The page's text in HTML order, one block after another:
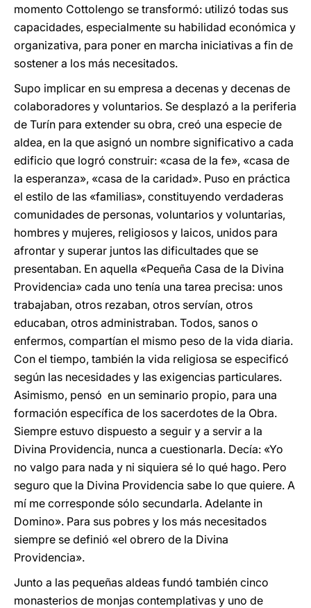
momento Cottolengo se transformó: utilizó todas sus
capacidades, especialmente su habilidad económica y
organizativa, para poner en marcha iniciativas a fin de
sostener a los más necesitados.
Supo implicar en su empresa a decenas y decenas de
colaboradores y voluntarios. Se desplazó a la periferia
de Turín para extender su obra, creó una especie de
aldea, en la que asignó un nombre significativo a cada
edificio que logró construir: «casa de la fe», «casa de
la esperanza», «casa de la caridad». Puso en práctica
el estilo de las «familias», constituyendo verdaderas
comunidades de personas, voluntarios y voluntarias,
hombres y mujeres, religiosos y laicos, unidos para
afrontar y superar juntos las dificultades que se
presentaban. En aquella «Pequeña Casa de la Divina
Providencia» cada uno tenía una tarea precisa: unos
trabajaban, otros rezaban, otros servían, otros
educaban, otros administraban. Todos, sanos o
enfermos, compartían el mismo peso de la vida diaria.
Con el tiempo, también la vida religiosa se especificó
según las necesidades y las exigencias particulares.
Asimismo, pensó en un seminario propio, para una
formación específica de los sacerdotes de la Obra.
Siempre estuvo dispuesto a seguir y a servir a la
Divina Providencia, nunca a cuestionarla. Decía: «Yo
no valgo para nada y ni siquiera sé lo qué hago. Pero
seguro que la Divina Providencia sabe lo que quiere. A
mí me corresponde sólo secundarla. Adelante in
Domino». Para sus pobres y los más necesitados
siempre se definió «el obrero de la Divina
Providencia».
Junto a las pequeñas aldeas fundó también cinco
monasterios de monjas contemplativas y uno de